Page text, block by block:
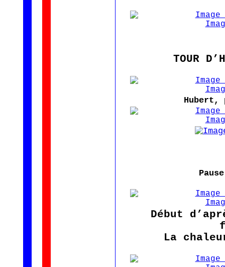
TOUR
Hubert,
Début
La